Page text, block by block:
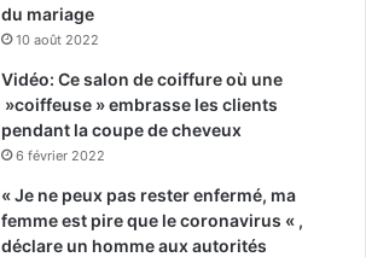
du mariage
10 août 2022
Vidéo: Ce salon de coiffure où une
»coiffeuse » embrasse les clients
pendant la coupe de cheveux
6 février 2022
« Je ne peux pas rester enfermé, ma
femme est pire que le coronavirus « ,
déclare un homme aux autorités